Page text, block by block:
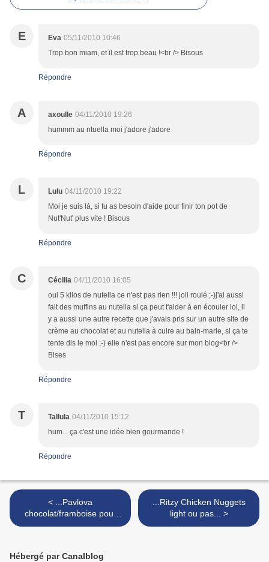
E Eva 05/11/2010 10:46
Trop bon miam, et il est trop beau !<br /> Bisous
Répondre
A axoulle 04/11/2010 19:26
hummm au ntuella moi j'adore j'adore
Répondre
L Lulu 04/11/2010 19:22
Moi je suis là, si tu as besoin d'aide pour finir ton pot de
Nut'Nut' plus vite ! Bisous
Répondre
C Cécilia 04/11/2010 16:05
oui 5 kilos de nutella ce n'est pas rien !!! joli roulé ;-)j'ai aussi
fait des muffins au nutella si ça peut t'aider à en écouler lol, il
y a aussi une autre recette que j'avais pris sur un autre site de
crème au chocolat et au nutella à cuire au bain-marie, si ça te
tente dis le moi ;-) elle n'est pas encore sur mon blog<br />
Bises
Répondre
T Tallula 04/11/2010 15:12
hum... ça c'est une idée bien gourmande !
Répondre
< ...Pavlova
chocolat/framboise pour
Olga...
...Ritzy Chicken Nuggets
light ou pas... >
Hébergé par Canalblog